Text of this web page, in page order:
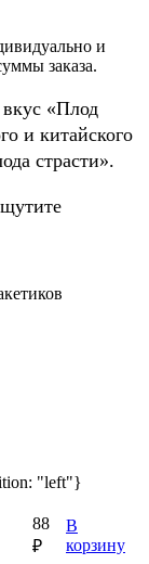
и
заказа.
«Плод
и китайского
страсти».
"left"}
88
₽
В
корзину